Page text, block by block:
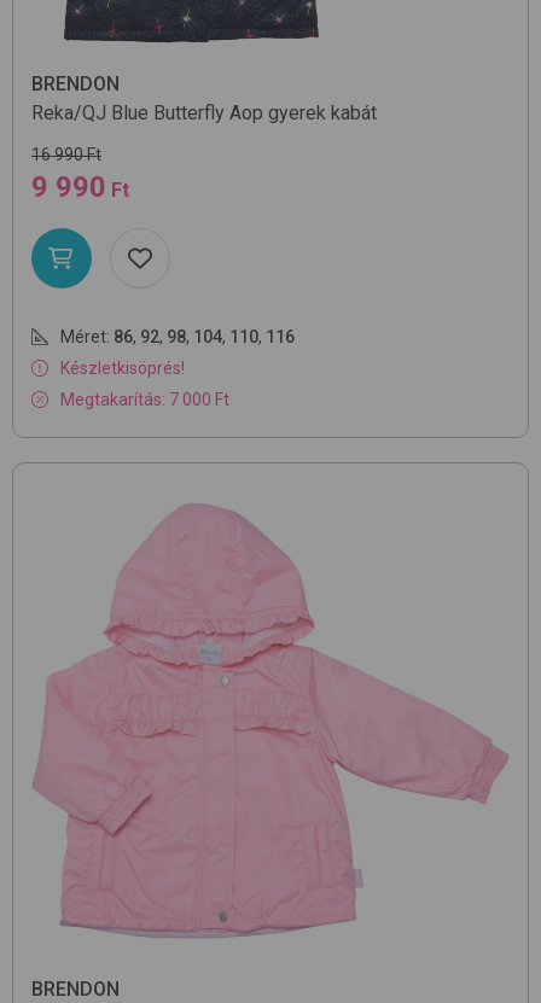
BRENDON
Reka/QJ Blue Butterfly Aop gyerek kabát
16 990 Ft
9 990 Ft
Méret: 86, 92, 98, 104, 110, 116
Készletkisöprés!
Megtakarítás: 7 000 Ft
BRENDON